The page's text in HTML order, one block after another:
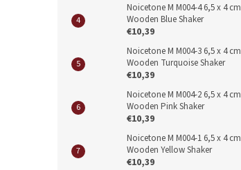
Noicetone M M004-4 6,5 x 4 cm
Wooden Blue Shaker
€10,39
Noicetone M M004-3 6,5 x 4 cm
Wooden Turquoise Shaker
€10,39
Noicetone M M004-2 6,5 x 4 cm
Wooden Pink Shaker
€10,39
Noicetone M M004-1 6,5 x 4 cm
Wooden Yellow Shaker
€10,39